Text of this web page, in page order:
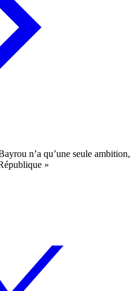
n’a qu’une seule ambition,
»